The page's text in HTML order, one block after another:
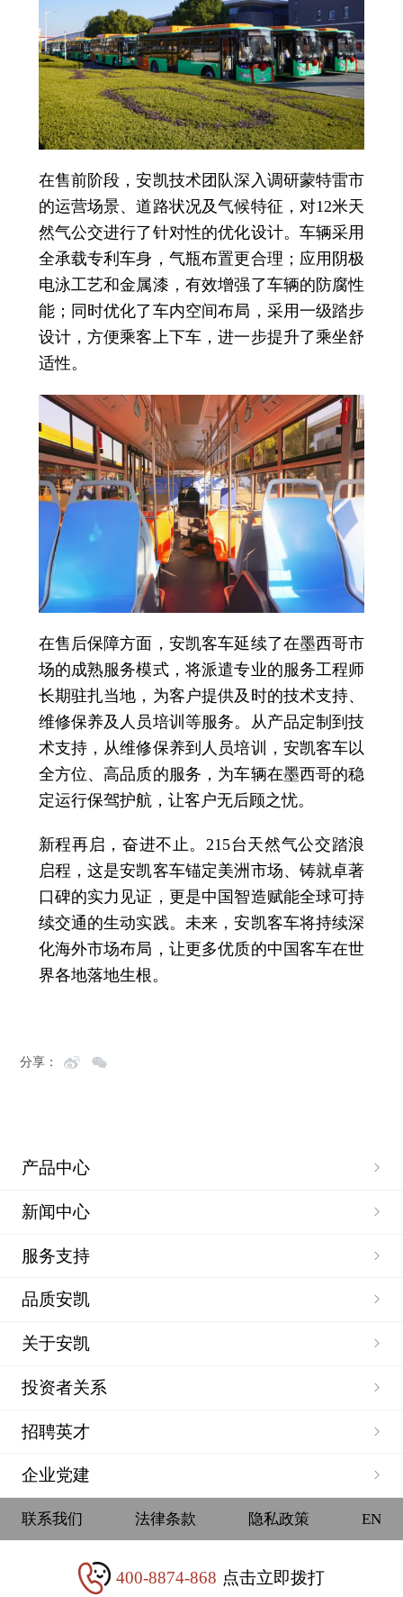
在售前阶段，安凯技术团队深入调研蒙特雷市
的运营场景、道路状况及气候特征，对12米天
然气公交进行了针对性的优化设计。车辆采用
全承载专利车身，气瓶布置更合理；应用阴极
电泳工艺和金属漆，有效增强了车辆的防腐性
能；同时优化了车内空间布局，采用一级踏步
设计，方便乘客上下车，进一步提升了乘坐舒
适性。
在售后保障方面，安凯客车延续了在墨西哥市
场的成熟服务模式，将派遣专业的服务工程师
长期驻扎当地，为客户提供及时的技术支持、
维修保养及人员培训等服务。从产品定制到技
术支持，从维修保养到人员培训，安凯客车以
全方位、高品质的服务，为车辆在墨西哥的稳
定运行保驾护航，让客户无后顾之忧。
新程再启，奋进不止。215台天然气公交踏浪
启程，这是安凯客车锚定美洲市场、铸就卓著
口碑的实力见证，更是中国智造赋能全球可持
续交通的生动实践。未来，安凯客车将持续深
化海外市场布局，让更多优质的中国客车在世
界各地落地生根。
分享：
产品中心
新闻中心
服务支持
品质安凯
关于安凯
投资者关系
招聘英才
企业党建
联系我们 法律条款 隐私政策 EN
400-8874-868 点击立即拨打